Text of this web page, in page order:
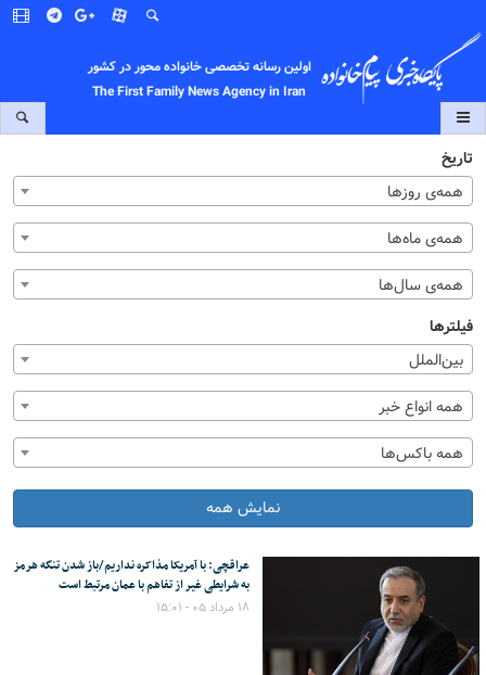
اولین رسانه تخصصی خانواده محور در کشور
The First Family News Agency in Iran
تاریخ
همه‌ی روزها
همه‌ی ماه‌ها
همه‌ی سال‌ها
فیلترها
بین‌الملل
همه انواع خبر
همه باکس‌ها
نمایش همه
عراقچی: با آمریکا مذاکره نداریم/باز شدن تنگه هرمز
به شرایطی غیر از تفاهم با عمان مرتبط است
۱۸ مرداد ۰۵ - ۱۵:۰۱